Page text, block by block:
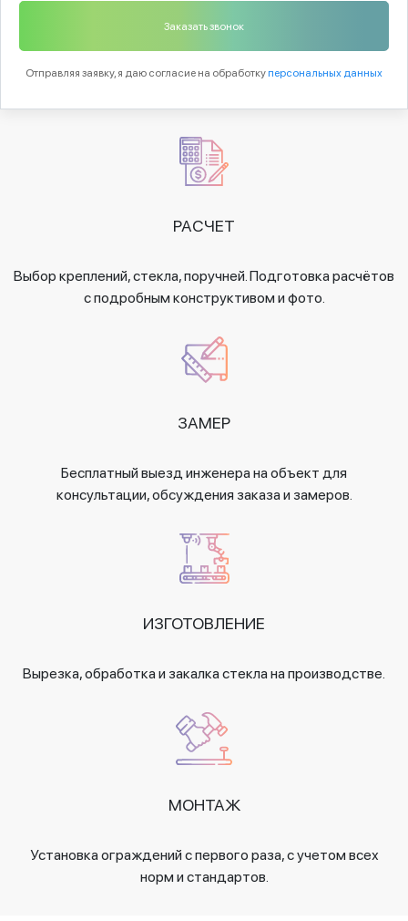
Отправляя заявку, я даю согласие на обработкуперсональных данных
РАСЧЕТ
Выбор креплений, стекла, поручней. Подготовка расчётов
с подробным конструктивом и фото.
ЗАМЕР
Бесплатный выезд инженера на объект для
консультации, обсуждения заказа и замеров.
ИЗГОТОВЛЕНИЕ
Вырезка, обработка и закалка стекла на производстве.
МОНТАЖ
Установка ограждений с первого раза, с учетом всех
норм и стандартов.